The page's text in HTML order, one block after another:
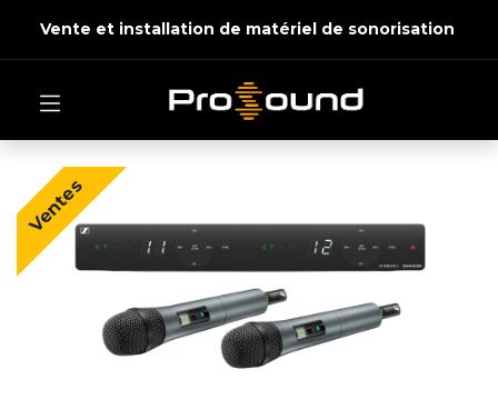
Vente et installation de matériel de sonorisation
Ventes